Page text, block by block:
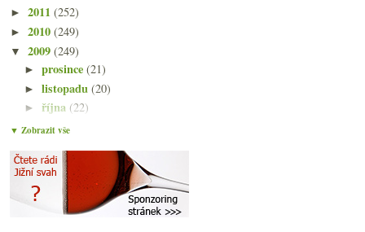
► 2011 (252)
► 2010 (249)
▼ 2009 (249)
►prosince(21)
►listopadu(20)
►října (22)
►září(21)
►července
► června (22)
▼ května (20)
Prague Food Festival pod vodou
▼ Zobrazit vše